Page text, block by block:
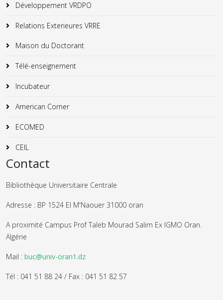
Développement VRDPO
Relations Exterieures VRRE
Maison du Doctorant
Télé-enseignement
Incubateur
American Corner
ECOMED
CEIL
Contact
Bibliothèque Universitaire Centrale
Adresse : BP 1524 El M'Naouer 31000 oran
A proximité Campus Prof Taleb Mourad Salim Ex IGMO Oran.
Algérie
Mail : buc@univ-oran1.dz
Tél : 041 51 88 24 / Fax : 041 51 82 57